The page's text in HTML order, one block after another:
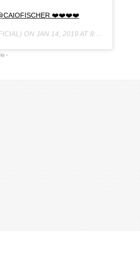
@CAIOFISCHER ❤️❤️❤️❤️
ON JAN 14, 2019 AT 8:32PM PST
-